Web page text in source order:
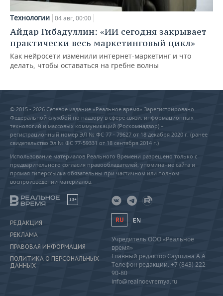
Технологии 04 авг, 00:00
Айдар Гибадуллин: «ИИ сегодня закрывает
практически весь маркетинговый цикл»
Как нейросети изменили интернет-маркетинг и что
делать, чтобы оставаться на гребне волны
© 2015 - 2026 Сетевое издание «Реальное время» Зарегистрировано
Федеральной службой по надзору в сфере связи, информационных
технологий и массовых коммуникаций (Роскомнадзор) –
регистрационный номер ЭЛ № ФС 77 - 79627 от 18 декабря 2020 г. (ранее
свидетельство Эл № ФС 77-59331 от 18 сентября 2014 г.)
Использование материалов Реального Времени разрешено только с
предварительного согласия правообладателей, упоминание сайта и
прямая гиперссылка обязательны при частичном или полном
воспроизведении материалов.
18+
РЕДАКЦИЯ
РЕКЛАМА
ПРАВОВАЯ ИНФОРМАЦИЯ
ПОЛИТИКА О ПЕРСОНАЛЬНЫХ
ДАННЫХ
RU EN
Учредитель ООО «Реальное
время»
Главный редактор Саушина А.А.
Телефон редакции: +7 (843) 222-
90-80
info@realnoevremya.ru